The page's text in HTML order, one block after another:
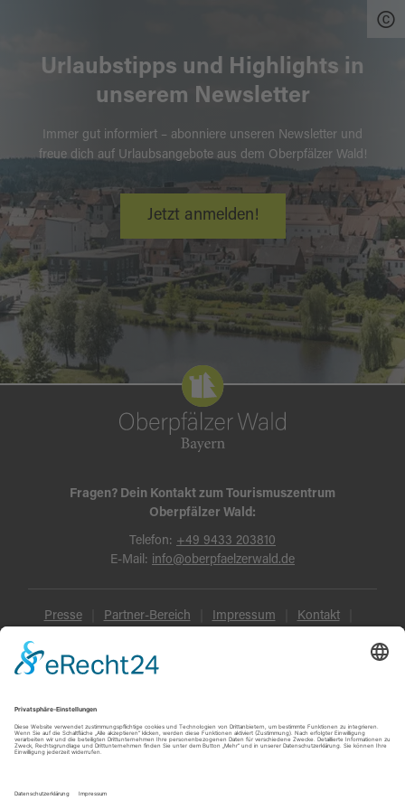
Urlaubstipps und Highlights in
unserem Newsletter
Immer gut informiert – abonniere unseren Newsletter und
freue dich auf Urlaubsangebote aus dem Oberpfälzer Wald!
Jetzt anmelden!
Fragen? Dein Kontakt zum Tourismuszentrum
Oberpfälzer Wald:
Telefon: +49 9433 203810
E-Mail: info@oberpfaelzerwald.de
Presse Partner-Bereich Impressum Kontakt
Datenschutz